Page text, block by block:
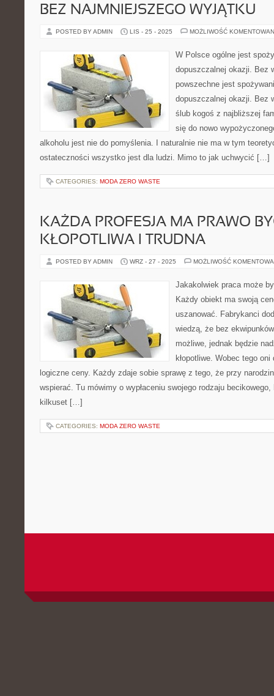
BEZ NAJMNIEJSZEGO WYJĄTKU
POSTED BY ADMIN LIS - 25 - 2025 MOŻLIWOŚĆ
W Polsce ogólne jest
dopuszczalnej okazji. Bez
powszechne jest
dopuszczalnej okazji. Bez
ślub kogoś z najbliższej
się do nowo
alkoholu jest nie do pomyślenia. I naturalnie nie ma w tym
ostateczności wszystko jest dla ludzi. Mimo to jak uchwycić […]
CATEGORIES: MODA ZERO WASTE
KAŻDA PROFESJA MA PRAWO
KŁOPOTLIWA I TRUDNA
POSTED BY ADMIN WRZ - 27 - 2025 MOŻLIWOŚĆ
Jakakolwiek praca może
Każdy obiekt ma swoją
uszanować. Fabrykanci
wiedzą, że bez
możliwe, jednak będzie
kłopotliwe. Wobec tego
logiczne ceny. Każdy zdaje sobie sprawę z tego, że przy
wspierać. Tu mówimy o wypłaceniu swojego rodzaju
kilkuset […]
CATEGORIES: MODA ZERO WASTE